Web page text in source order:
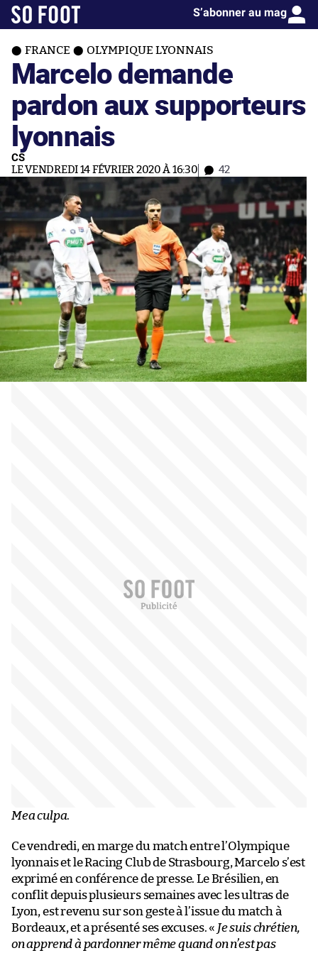
S’abonner au mag
FRANCE OLYMPIQUE LYONNAIS
Marcelo demande
pardon aux supporteurs
lyonnais
CS
LE VENDREDI 14 FÉVRIER 2020 À 16:30 42
Mea culpa.
Ce vendredi, en marge du match entre l’Olympique
lyonnais et le Racing Club de Strasbourg, Marcelo s’est
exprimé en conférence de presse. Le Brésilien, en
conflit depuis plusieurs semaines avec les ultras de
Lyon, est revenu sur son geste à l’issue du match à
Bordeaux, et a présenté ses excuses. « Je suis chrétien,
on apprend à pardonner même quand on n’est pas